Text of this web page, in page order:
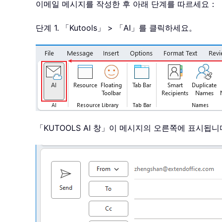
이메일 메시지를 작성한 후 아래 단계를 따르세요：
단계 1. 「Kutools」 > 「AI」를 클릭하세요。
「KUTOOLS AI 창」이 메시지의 오른쪽에 표시됩니